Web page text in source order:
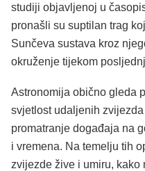
studiji objavljenoj u
pronašli su suptilan trag
Sunčeva sustava kroz
okruženje tijekom
Astronomija obično gleda
svjetlost udaljenih
promatranje događaja na
i vremena. Na temelju tih
zvijezde žive i umiru,